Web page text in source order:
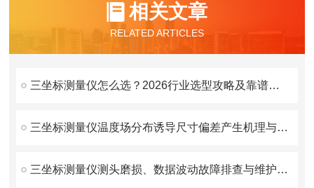
相关文章
RELATED ARTICLES
三坐标测量仪怎么选？2026行业选型攻略及靠谱厂家推荐
三坐标测量仪温度场分布诱导尺寸偏差产生机理与补偿原理
三坐标测量仪测头磨损、数据波动故障排查与维护方案